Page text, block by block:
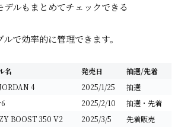
デルもまとめてチェックできる
で効率的に管理できます。
名 発売日
抽選/先着
4 2025/1/25
抽選
2025/2/10
抽選・先着
BOOST 350 V2 2025/3/5
先着販売